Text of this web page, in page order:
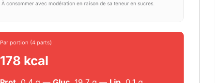
À consommer avec modération en raison de sa teneur en sucres.
Par portion (4 parts)
178 kcal